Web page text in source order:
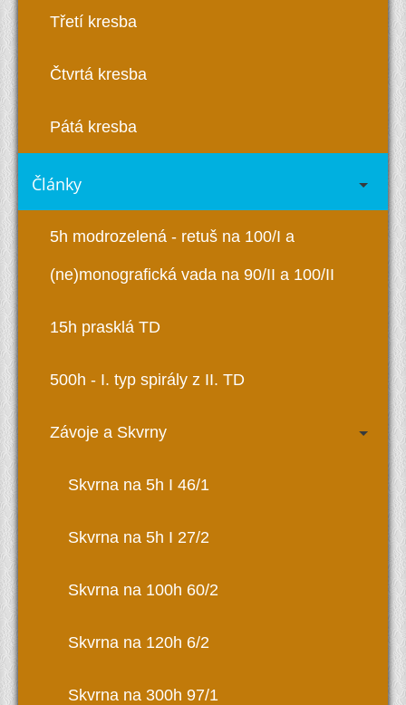
Třetí kresba
Čtvrtá kresba
Pátá kresba
Články
5h modrozelená - retuš na 100/I a
(ne)monografická vada na 90/II a 100/II
15h prasklá TD
500h - I. typ spirály z II. TD
Závoje a Skvrny
Skvrna na 5h I 46/1
Skvrna na 5h I 27/2
Skvrna na 100h 60/2
Skvrna na 120h 6/2
Skvrna na 300h 97/1